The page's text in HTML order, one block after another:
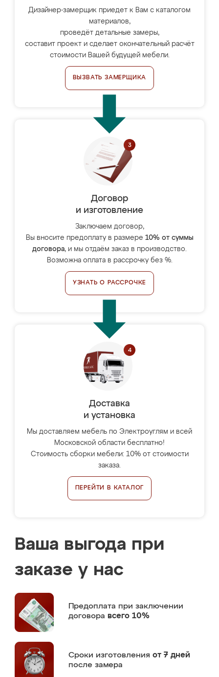
Дизайнер-замерщик приедет к Вам с каталогом
материалов,
проведёт детальные замеры,
составит проект и сделает окончательный расчёт
стоимости Вашей будущей мебели.
ВЫЗВАТЬ ЗАМЕРЩИКА
Договор
и изготовление
Заключаем договор,
Вы вносите предоплату в размере 10% от суммы
договора, и мы отдаём заказ в производство.
Возможна оплата в рассрочку без %.
УЗНАТЬ О РАССРОЧКЕ
Доставка
и установка
Мы доставляем мебель по Электроуглям и всей
Московской области бесплатно!
Стоимость сборки мебели: 10% от стоимости
заказа.
ПЕРЕЙТИ В КАТАЛОГ
Ваша выгода при
заказе у нас
Предоплата при заключении
договора всего 10%
Сроки изготовления от 7 дней
после замера